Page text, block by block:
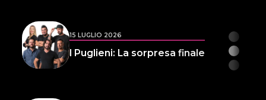
15 LUGLIO 2026
I Puglieni: La sorpresa finale